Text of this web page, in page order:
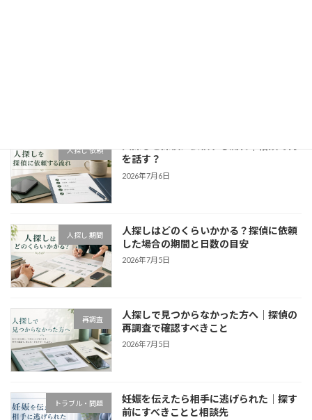
人探し 依頼
人探しを探偵に依頼する流れ｜相談で何
を話す？
2026年7月6日
人探し 期間
人探しはどのくらいかかる？探偵に依頼
した場合の期間と日数の目安
2026年7月5日
再調査
人探しで見つからなかった方へ｜探偵の
再調査で確認すべきこと
2026年7月5日
トラブル・問題
妊娠を伝えたら相手に逃げられた｜探す
前にすべきことと相談先